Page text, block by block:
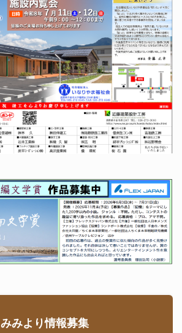
みみより情報募集